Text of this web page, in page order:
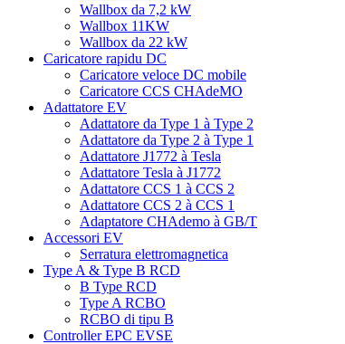
Wallbox da 7,2 kW
Wallbox 11KW
Wallbox da 22 kW
Caricatore rapidu DC
Caricatore veloce DC mobile
Caricatore CCS CHAdeMO
Adattatore EV
Adattatore da Type 1 à Type 2
Adattatore da Type 2 à Type 1
Adattatore J1772 à Tesla
Adattatore Tesla à J1772
Adattatore CCS 1 à CCS 2
Adattatore CCS 2 à CCS 1
Adaptatore CHAdemo à GB/T
Accessori EV
Serratura elettromagnetica
Type A & Type B RCD
B Type RCD
Type A RCBO
RCBO di tipu B
Controller EPC EVSE